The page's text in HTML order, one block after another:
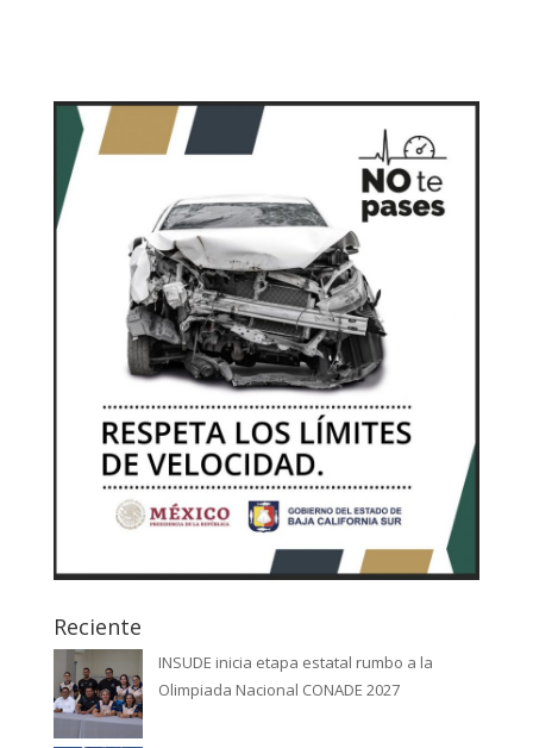
Reciente
INSUDE inicia etapa estatal rumbo a la
Olimpiada Nacional CONADE 2027